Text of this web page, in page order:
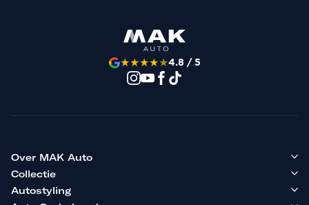
★★★★★4.8 / 5
Over MAK Auto
Collectie
Autostyling